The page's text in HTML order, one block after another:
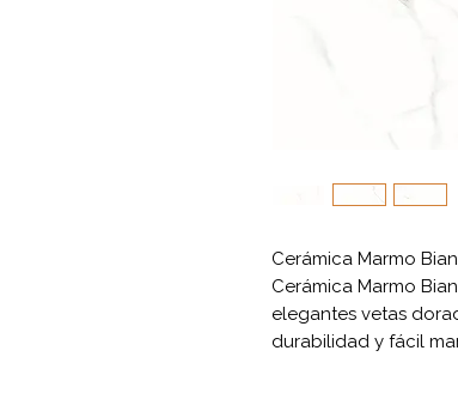
Cerámica Marmo
Cerámica Marmo
elegantes vetas
durabilidad y fácil